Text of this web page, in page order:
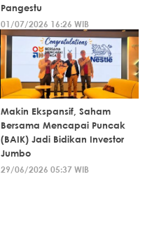
Pangestu
01/07/2026 16:26 WIB
Makin Ekspansif, Saham
Bersama Mencapai Puncak
(BAIK) Jadi Bidikan Investor
Jumbo
29/06/2026 05:37 WIB